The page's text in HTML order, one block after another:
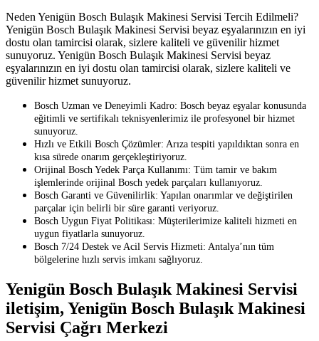
Neden Yenigün Bosch Bulaşık Makinesi Servisi Tercih Edilmeli?
Yenigün Bosch Bulaşık Makinesi Servisi beyaz eşyalarınızın en iyi
dostu olan tamircisi olarak, sizlere kaliteli ve güvenilir hizmet
sunuyoruz. Yenigün Bosch Bulaşık Makinesi Servisi beyaz
eşyalarınızın en iyi dostu olan tamircisi olarak, sizlere kaliteli ve
güvenilir hizmet sunuyoruz.
Bosch Uzman ve Deneyimli Kadro: Bosch beyaz eşyalar konusunda
eğitimli ve sertifikalı teknisyenlerimiz ile profesyonel bir hizmet
sunuyoruz.
Hızlı ve Etkili Bosch Çözümler: Arıza tespiti yapıldıktan sonra en
kısa sürede onarım gerçekleştiriyoruz.
Orijinal Bosch Yedek Parça Kullanımı: Tüm tamir ve bakım
işlemlerinde orijinal Bosch yedek parçaları kullanıyoruz.
Bosch Garanti ve Güvenilirlik: Yapılan onarımlar ve değiştirilen
parçalar için belirli bir süre garanti veriyoruz.
Bosch Uygun Fiyat Politikası: Müşterilerimize kaliteli hizmeti en
uygun fiyatlarla sunuyoruz.
Bosch 7/24 Destek ve Acil Servis Hizmeti: Antalya’nın tüm
bölgelerine hızlı servis imkanı sağlıyoruz.
Yenigün Bosch Bulaşık Makinesi Servisi
iletişim, Yenigün Bosch Bulaşık Makinesi
Servisi Çağrı Merkezi